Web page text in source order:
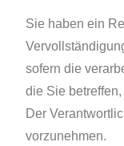
Sie haben ein
sofern die
die Sie
Der
vorzunehmen.